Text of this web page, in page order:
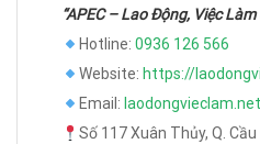
“APEC – Lao Động, Việc
Hotline: 0936 126 566
Website: https://
Email:
Số 117 Xuân Thủy, Q. Cầu